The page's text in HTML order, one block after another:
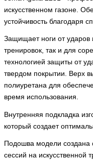
искусственном газоне.
устойчивость благодаря
Защищает ноги от ударов
тренировок, так и для
технологией защиты от
твердом покрытии. Верх
полиуретана для
время использования.
Внутренняя подкладка
который создает
Подошва модели создана
сессий на искусственной